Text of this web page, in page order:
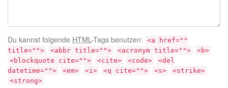
Du kannst folgende HTML-Tags benutzen: <a href=""
title="">
<abbr title=""> <acronym title="">
<b>
<blockquote cite="">
<cite> <code>
<del
datetime="">
<em> <i> <q cite=""> <s>
<strike>
<strong>